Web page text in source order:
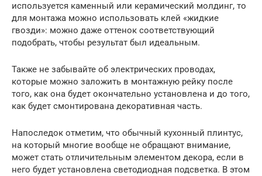
используется каменный или керамический молдинг, то
для монтажа можно использовать клей «жидкие
гвозди»: можно даже оттенок соответствующий
подобрать, чтобы результат был идеальным.
Также не забывайте об электрических проводах,
которые можно заложить в монтажную рейку после
того, как она будет окончательно установлена и до того,
как будет смонтирована декоративная часть.
Напоследок отметим, что обычный кухонный плинтус,
на который многие вообще не обращают внимание,
может стать отличительным элементом декора, если в
него будет установлена светодиодная подсветка. В этом